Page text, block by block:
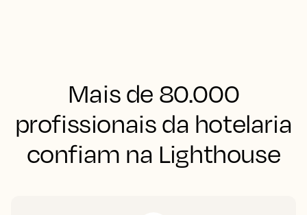
Mais de 80.000
profissionais da hotelaria
confiam na Lighthouse